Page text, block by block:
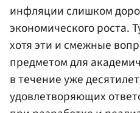
инфляции слишком
экономического роста.
хотя эти и смежные
предметом для
в течение уже
удовлетворяющих